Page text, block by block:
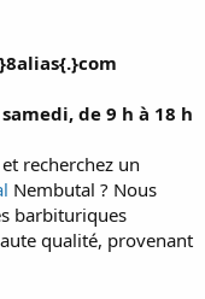
de 9 h à 18 h
recherchez un
Nembutal ? Nous
barbituriques
qualité, provenant